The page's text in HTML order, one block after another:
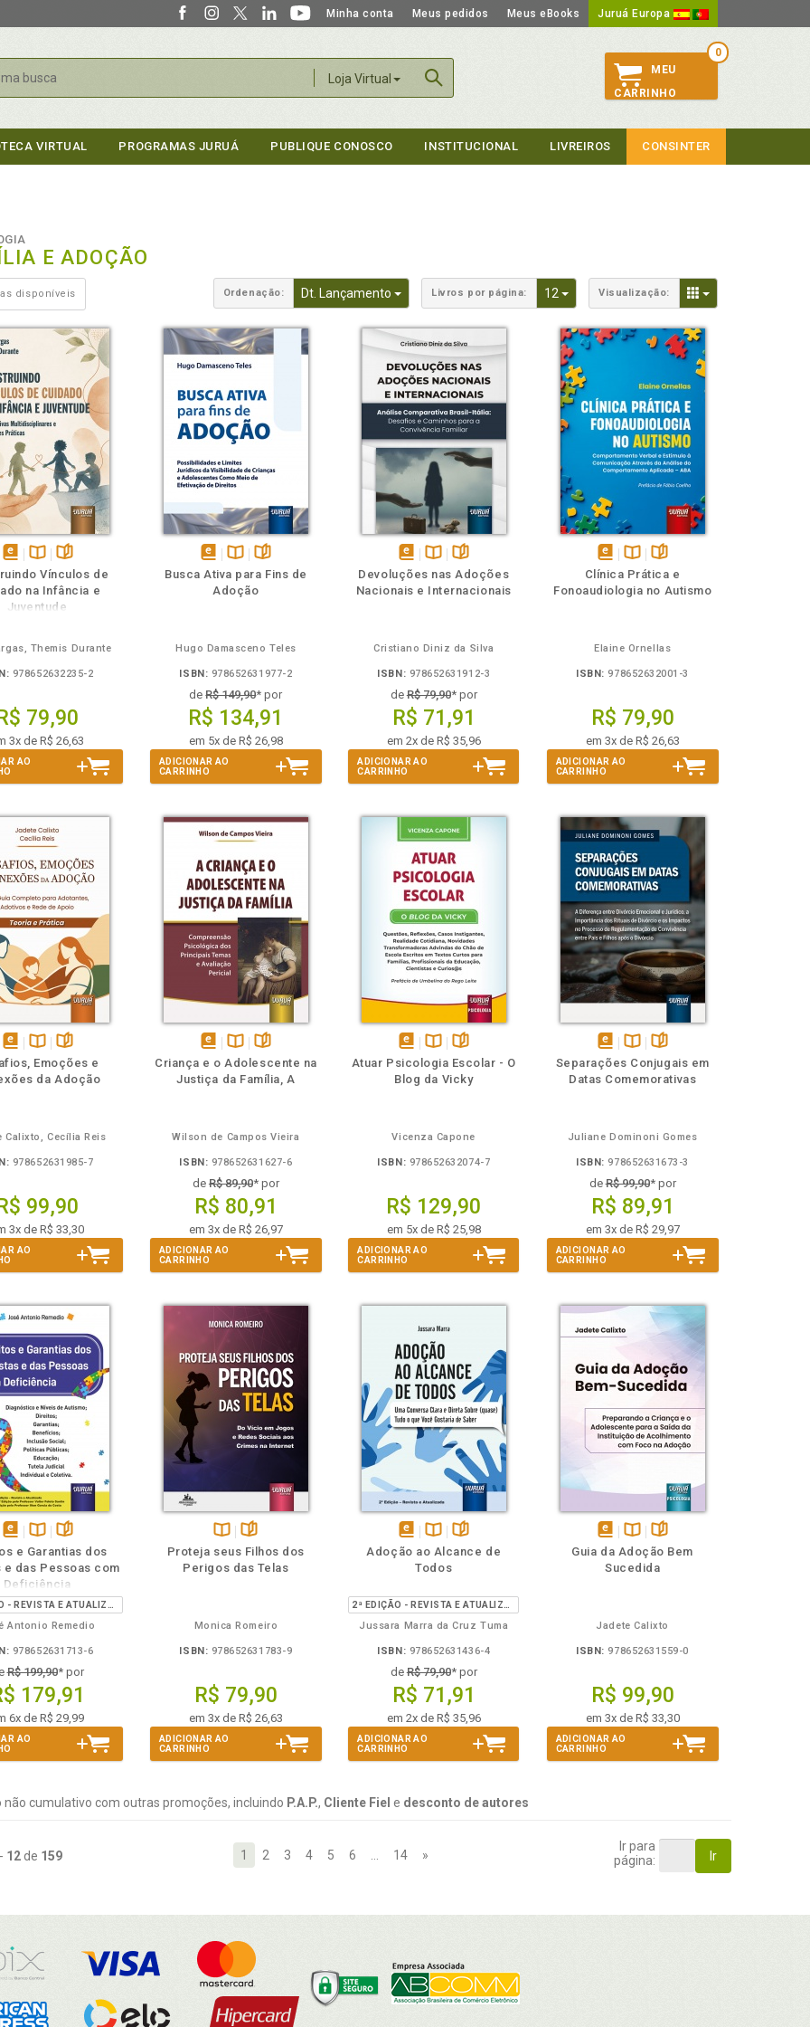
Minha conta Meus pedidos Meus eBooks Juruá Europa
Loja Virtual
0
MEU
CARRINHO
VIRTUAL PROGRAMAS JURUÁ PUBLIQUE CONOSCO INSTITUCIONAL LIVREIROS CONSINTER
E ADOÇÃO
disponíveis Ordenação: Dt. Lançamento Toggle Dropdown
Livros por página: 12 Toggle Dropdown
Visualização: Toggle Dropdown
disponível
em
eBook
Disponível
na
B.V.
páginas
Vínculos de
na Infância e
Juventude
Themis Durante
978652632235-2
R$ 79,90
3x de R$ 26,63
AO
disponível
em
Disponível
na
páginas
Busca Ativa para Fins de
Adoção
Hugo Damasceno Teles
ISBN: 978652631977-2
deR$ 149,90* por
R$ 134,91
em 5x de R$ 26,98
ADICIONAR AO
CARRINHO
disponível
em
Disponível
na
páginas
Devoluções nas Adoções
Nacionais e Internacionais
Cristiano Diniz da Silva
ISBN: 978652631912-3
deR$ 79,90* por
R$ 71,91
em 2x de R$ 35,96
ADICIONAR AO
CARRINHO
disponível
em
Também
Disponível
na
Folheie
páginas
Clínica Prática e
Fonoaudiologia no Autismo
Elaine Ornellas
ISBN: 978652632001-3
R$ 79,90
em 3x de R$ 26,63
ADICIONAR AO
CARRINHO
disponível
em
Disponível
na
páginas
Emoções e
da Adoção
Calixto, Cecília Reis
978652631985-7
R$ 99,90
3x de R$ 33,30
AO
disponível
em
Disponível
na
páginas
Criança e o Adolescente na
Justiça da Família, A
Wilson de Campos Vieira
ISBN: 978652631627-6
de R$ 89,90* por
R$ 80,91
em 3x de R$ 26,97
ADICIONAR AO
CARRINHO
disponível
em
Disponível
na
páginas
Atuar Psicologia Escolar - O
Blog da Vicky
Vicenza Capone
ISBN: 978652632074-7
R$ 129,90
em 5x de R$ 25,98
ADICIONAR AO
CARRINHO
disponível
em
Também
Disponível
na
Folheie
páginas
Separações Conjugais em
Datas Comemorativas
Juliane Dominoni Gomes
ISBN: 978652631673-3
deR$ 99,90* por
R$ 89,91
em 3x de R$ 29,97
ADICIONAR AO
CARRINHO
disponível
em
eBook
Disponível
na
B.V.
páginas
e Garantias dos
e das Pessoas com
Deficiência
Antonio Remedio
978652631713-6
R$ 199,90* por
179,91
6x de R$ 29,99
AO
Disponível
na
páginas
Proteja seus Filhos dos
Perigos das Telas
Monica Romeiro
ISBN: 978652631783-9
R$ 79,90
em 3x de R$ 26,63
ADICIONAR AO
CARRINHO
disponível
em
Disponível
na
páginas
Adoção ao Alcance de
Todos
Jussara Marra da Cruz Tuma
ISBN: 978652631436-4
deR$ 79,90* por
R$ 71,91
em 2x de R$ 35,96
ADICIONAR AO
CARRINHO
disponível
em
Disponível
na
Folheie
páginas
Guia da Adoção Bem
Sucedida
Jadete Calixto
ISBN: 978652631559-0
R$ 99,90
em 3x de R$ 33,30
ADICIONAR AO
CARRINHO
não cumulativo com outras promoções, incluindo P.A.P., Cliente Fiel e desconto de autores
- 12de 159 1 2 3 4 5 6 14 »
Ir para
página:
Ir